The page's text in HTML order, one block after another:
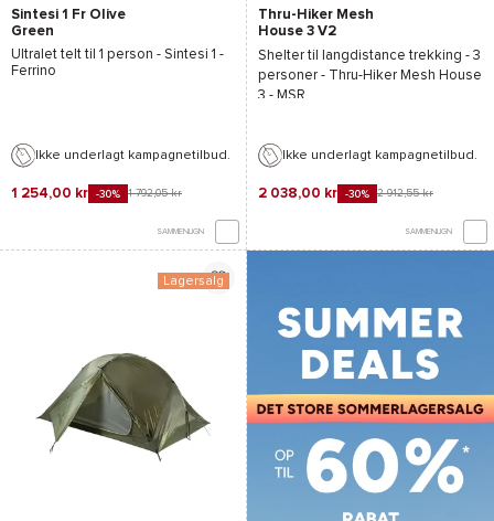
Sintesi 1 Fr Olive
Green
Ultralet telt til 1 person - Sintesi 1 -
Ferrino
Ikke underlagt kampagnetilbud.
1 254,00 kr -30% 1 792,05 kr
SAMMENLIGN
Thru-Hiker Mesh
House 3 V2
Shelter til langdistance trekking - 3
personer -
Thru-Hiker Mesh House
3 - MSR
Ikke underlagt kampagnetilbud.
2 038,00 kr -30% 2 912,55 kr
SAMMENLIGN
Lagersalg